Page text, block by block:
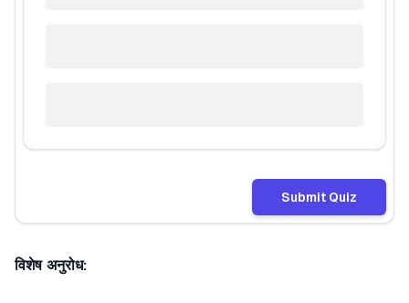
Submit Quiz
विशेष अनुरोध: